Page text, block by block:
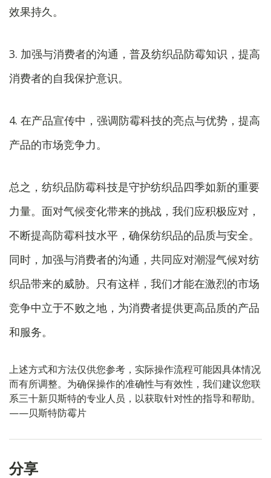
效果持久。
3. 加强与消费者的沟通，普及纺织品防霉知识，提高
消费者的自我保护意识。
4. 在产品宣传中，强调防霉科技的亮点与优势，提高
产品的市场竞争力。
总之，纺织品防霉科技是守护纺织品四季如新的重要
力量。面对气候变化带来的挑战，我们应积极应对，
不断提高防霉科技水平，确保纺织品的品质与安全。
同时，加强与消费者的沟通，共同应对潮湿气候对纺
织品带来的威胁。只有这样，我们才能在激烈的市场
竞争中立于不败之地，为消费者提供更高品质的产品
和服务。
上述方式和方法仅供您参考，实际操作流程可能因具体情况
而有所调整。为确保操作的准确性与有效性，我们建议您联
系三十新贝斯特的专业人员，以获取针对性的指导和帮助。
——贝斯特防霉片
分享